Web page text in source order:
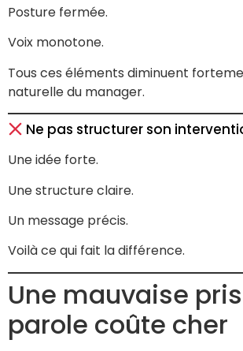
Posture fermée.
Voix monotone.
Tous ces éléments diminuent
naturelle du manager.
Ne pas structurer son
Une idée forte.
Une structure claire.
Un message précis.
Voilà ce qui fait la différence.
Une mauvaise
parole coûte cher